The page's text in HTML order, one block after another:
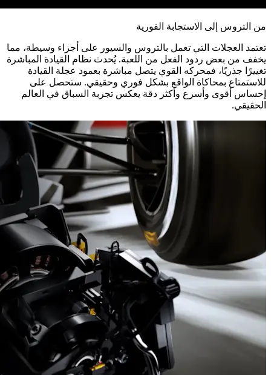
من التروس إلى الاستجابة الفورية
تعتمد العجلات التي تعمل بالتروس والسيور على أجزاء وسيطة، مما
يخفف من بعض ردود الفعل من اللعبة. يُحدث نظام القيادة المباشرة
تغييرًا جذريًا، فمحركه القوي يتصل مباشرة بعمود عجلة القيادة
للاستمتاع بمحاكاة الواقع بشكل فوري وحقيقي. ستحصل على
إحساس أقوى وأسرع وأكثر دقة يعكس تجربة السباق في العالم
الحقيقي.